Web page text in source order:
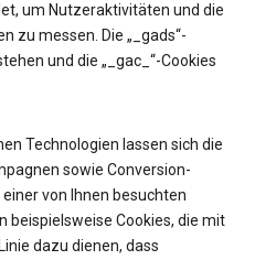
um Nutzeraktivitäten und die
zu messen. Die „_gads“-
und die „_gac_“-Cookies
Technologien lassen sich die
sowie Conversion-
von Ihnen besuchten
beispielsweise Cookies, die mit
dazu dienen, dass